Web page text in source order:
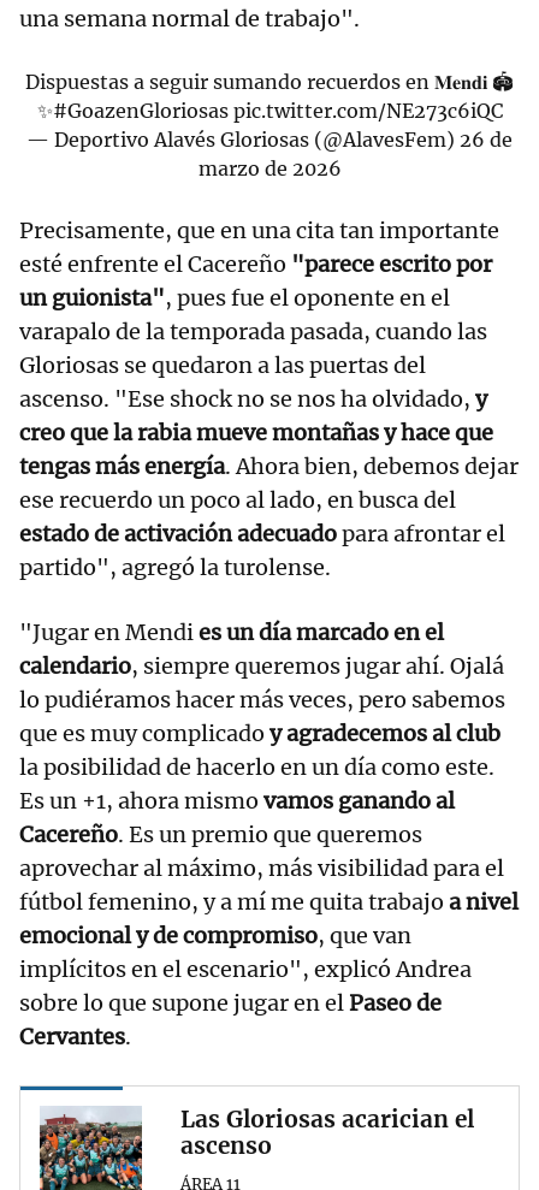
una semana normal de trabajo".
Dispuestas a seguir sumando recuerdos en 𝐌𝐞𝐧𝐝𝐢 🏟️
✨#GoazenGloriosas pic.twitter.com/NE273c6iQC
— Deportivo Alavés Gloriosas (@AlavesFem) 26 de
marzo de 2026
Precisamente, que en una cita tan importante
esté enfrente el Cacereño "parece escrito por
un guionista", pues fue el oponente en el
varapalo de la temporada pasada, cuando las
Gloriosas se quedaron a las puertas del
ascenso. "Ese shock no se nos ha olvidado, y
creo que la rabia mueve montañas y hace que
tengas más energía. Ahora bien, debemos dejar
ese recuerdo un poco al lado, en busca del
estado de activación adecuadopara afrontar el
partido", agregó la turolense.
"Jugar en Mendies un día marcado en el
calendario, siempre queremos jugar ahí. Ojalá
lo pudiéramos hacer más veces, pero sabemos
que es muy complicado y agradecemos al club
la posibilidad de hacerlo en un día como este.
Es un +1, ahora mismo vamos ganando al
Cacereño. Es un premio que queremos
aprovechar al máximo, más visibilidad para el
fútbol femenino, y a mí me quita trabajo a nivel
emocional y de compromiso, que van
implícitos en el escenario", explicó Andrea
sobre lo que supone jugar en elPaseo de
Cervantes.
Las Gloriosas acarician el
ascenso
ÁREA 11